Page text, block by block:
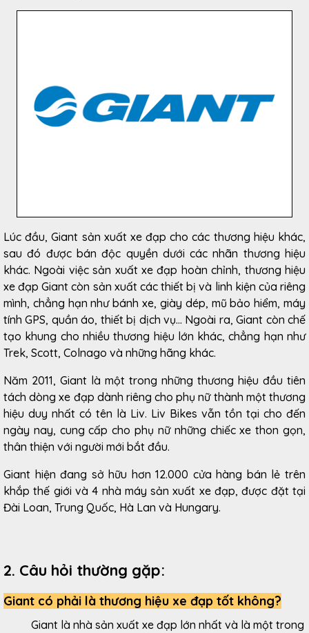
Lúc đầu, Giant sản xuất xe đạp cho các thương hiệu khác,
sau đó được bán độc quyền dưới các nhãn thương hiệu
khác. Ngoài việc sản xuất xe đạp hoàn chỉnh, thương hiệu
xe đạp Giant còn sản xuất các thiết bị và linh kiện của riêng
mình, chẳng hạn như bánh xe, giày dép, mũ bảo hiểm, máy
tính GPS, quần áo, thiết bị dịch vụ... Ngoài ra, Giant còn chế
tạo khung cho nhiều thương hiệu lớn khác, chẳng hạn như
Trek, Scott, Colnago và những hãng khác.
Năm 2011, Giant là một trong những thương hiệu đầu tiên
tách dòng xe đạp dành riêng cho phụ nữ thành một thương
hiệu duy nhất có tên là Liv. Liv Bikes vẫn tồn tại cho đến
ngày nay, cung cấp cho phụ nữ những chiếc xe thon gọn,
thân thiện với người mới bắt đầu.
Giant hiện đang sở hữu hơn 12.000 cửa hàng bán lẻ trên
khắp thế giới và 4 nhà máy sản xuất xe đạp, được đặt tại
Đài Loan, Trung Quốc, Hà Lan và Hungary.
2. Câu hỏi thường gặp:
Giant có phải là thương hiệu xe đạp tốt không?
Giant là nhà sản xuất xe đạp lớn nhất và là một trong